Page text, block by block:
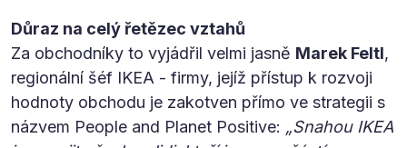
Důraz na celý řetězec vztahů
Za obchodníky to vyjádřil velmi jasně Marek Feltl,
regionální šéf IKEA - firmy, jejíž přístup k rozvoji
hodnoty obchodu je zakotven přímo ve strategii s
názvem People and Planet Positive: „Snahou IKEA